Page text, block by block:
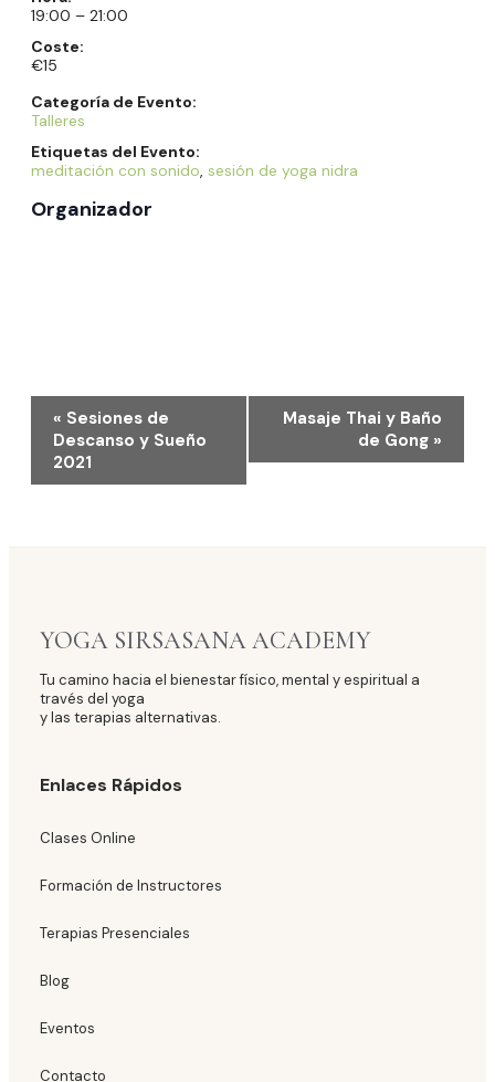
19:00 – 21:00
Coste:
€15
Categoría de Evento:
Talleres
Etiquetas del Evento:
meditación con sonido, sesión de yoga nidra
Organizador
Navegación
del
Evento
« Sesiones de
Descanso y Sueño
2021
Masaje Thai y Baño
de Gong »
YOGA SIRSASANA ACADEMY
Tu camino hacia el bienestar físico, mental y espiritual a
través del yoga
y las terapias alternativas.
Enlaces Rápidos
Clases Online
Formación de Instructores
Terapias Presenciales
Blog
Eventos
Contacto